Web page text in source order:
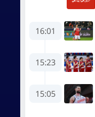
16:01
15:23
15:05